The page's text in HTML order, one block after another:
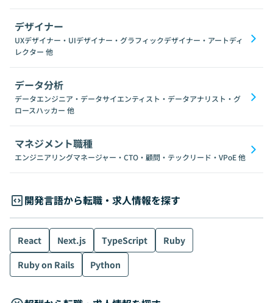
デザイナー
UXデザイナー・UIデザイナー・グラフィックデザイナー・アートディ
レクター 他
データ分析
データエンジニア・データサイエンティスト・データアナリスト・グ
ロースハッカー 他
マネジメント職種
エンジニアリングマネージャー・CTO・顧問・テックリード・VPoE他
開発言語から転職・求人情報を探す
React Next.js TypeScript
Ruby
Ruby on Rails
Python